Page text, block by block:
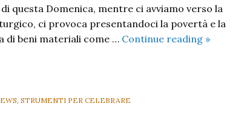
questa Domenica, mentre ci avviamo verso la
ci provoca presentandoci la povertà e la
di beni materiali come … Continue reading XXXII
»
STRUMENTI PER CELEBRARE